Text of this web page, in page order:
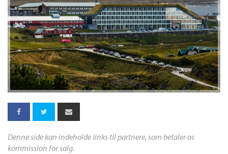
Denne side kan indeholde links til partnere, som betaler os
kommission for salg.